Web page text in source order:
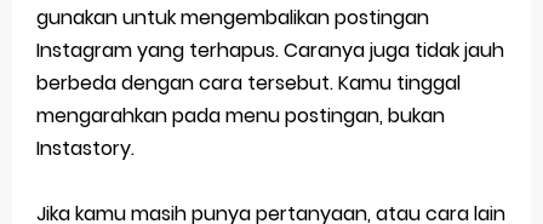
gunakan untuk mengembalikan postingan
Instagram yang terhapus. Caranya juga tidak jauh
berbeda dengan cara tersebut. Kamu tinggal
mengarahkan pada menu postingan, bukan
Instastory.
Jika kamu masih punya pertanyaan, atau cara lain